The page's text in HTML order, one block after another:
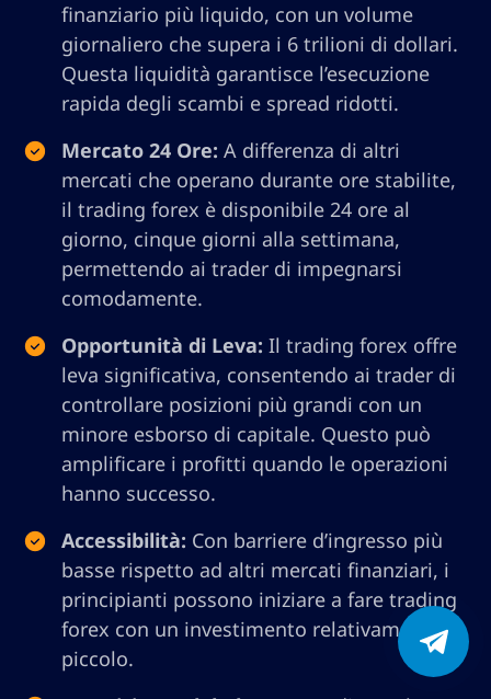
finanziario più liquido, con un volume
giornaliero che supera i 6 trilioni di dollari.
Questa liquidità garantisce l’esecuzione
rapida degli scambi e spread ridotti.
Mercato 24 Ore: A differenza di altri
mercati che operano durante ore stabilite,
il trading forex è disponibile 24 ore al
giorno, cinque giorni alla settimana,
permettendo ai trader di impegnarsi
comodamente.
Opportunità di Leva: Il trading forex offre
leva significativa, consentendo ai trader di
controllare posizioni più grandi con un
minore esborso di capitale. Questo può
amplificare i profitti quando le operazioni
hanno successo.
Accessibilità: Con barriere d’ingresso più
basse rispetto ad altri mercati finanziari, i
principianti possono iniziare a fare trading
forex con un investimento relativamente
piccolo.